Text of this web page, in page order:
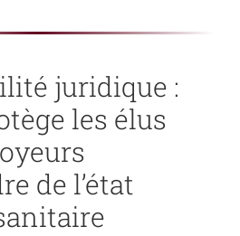
juridique :
les élus
de l’état